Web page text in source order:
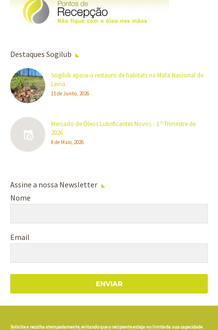
Destaques Sogilub
Sogilub apoia o restauro de habitats na Mata Nacional de
Leiria
15 de Junho, 2026
Mercado de Óleos Lubrificantes Novos - 1.º Trimestre de
2026
8 de Maio, 2026
Assine a nossa Newsletter
Nome
Email
ENVIAR
Solicite a recolha atempadamente, evitando que o recipiente esteja no limite da sua capacidade.